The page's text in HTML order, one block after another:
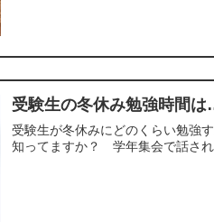
受験生の冬休み勉強時間
受験生が冬休みにどのくらい勉強
知ってますか？ 学年集会で話され